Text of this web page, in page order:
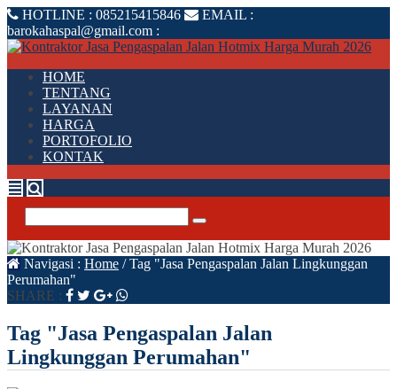
HOTLINE : 085215415846
EMAIL :
barokahaspal@gmail.com :
HOME
TENTANG
LAYANAN
HARGA
PORTOFOLIO
KONTAK
Navigasi : Home /Tag "Jasa Pengaspalan Jalan Lingkunggan
Perumahan"
SHARE :
Tag "Jasa Pengaspalan Jalan
Lingkunggan Perumahan"